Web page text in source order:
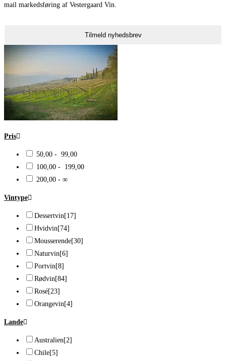
mail markedsføring af Vestergaard Vin.
Tilmeld nyhedsbrev
Pris
50,00 - 99,00
100,00 - 199,00
200,00 - ∞
Vintype
Dessertvin[17]
Hvidvin[74]
Mousserende[30]
Naturvin[6]
Portvin[8]
Rødvin[84]
Rosé[23]
Orangevin[4]
Lande
Australien[2]
Chile[5]